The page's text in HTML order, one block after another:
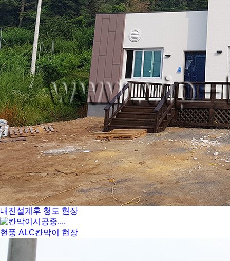
내진설계후 청도 현장
현풍 ALC칸막이 현장